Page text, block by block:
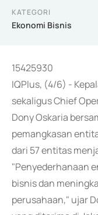
KATEGORI
Ekonomi Bisnis
15425930
IQPlus, (4/6) -
sekaligus Chief
Dony Oskaria
pemangkasan
dari 57 entitas
"Penyederhanaan
bisnis dan
perusahaan," ujar